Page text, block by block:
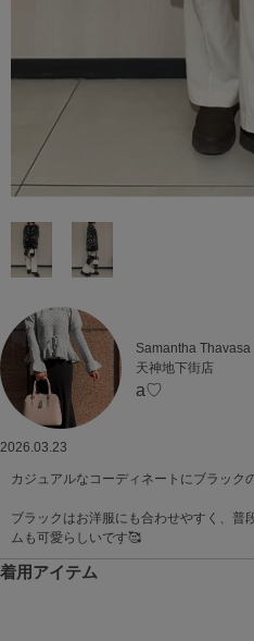
Samantha Thavasa
天神地下街店
a♡
2026.03.23
カジュアルなコーディネートにブラック
ブラックはお洋服にも合わせやすく、
ムも可愛らしいです🥰
着用アイテム